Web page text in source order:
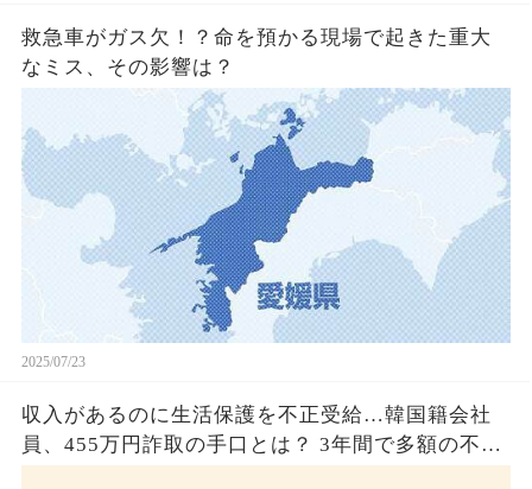
救急車がガス欠！？命を預かる現場で起きた重大
なミス、その影響は？
2025/07/23
収入があるのに生活保護を不正受給…韓国籍会社
員、455万円詐取の手口とは？ 3年間で多額の不正